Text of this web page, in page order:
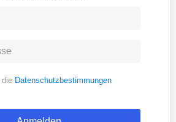
die Datenschutzbestimmungen